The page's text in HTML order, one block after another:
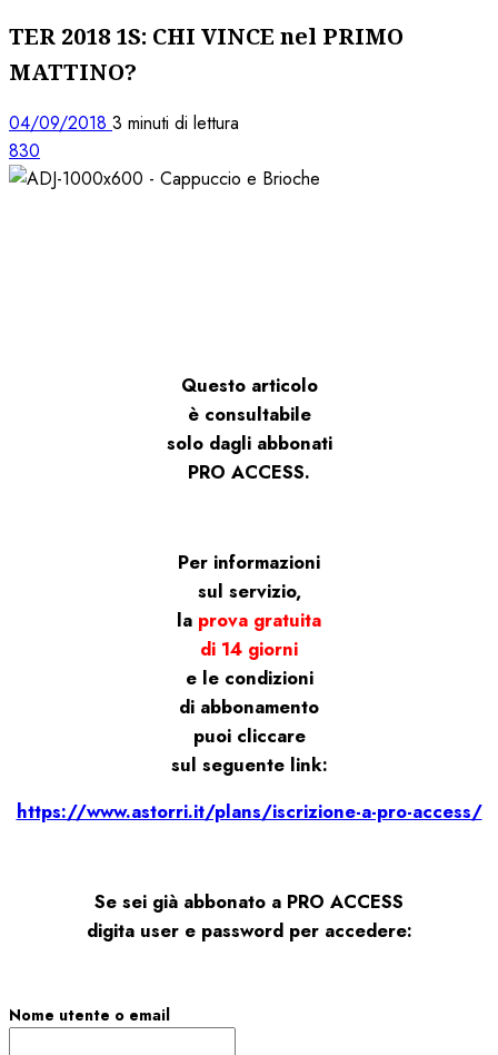
TER 2018 1S: CHI VINCE nel PRIMO
MATTINO?
04/09/2018 3 minuti di lettura
830
Questo articolo
è consultabile
solo dagli abbonati
PRO ACCESS.
Per informazioni
sul servizio,
la prova gratuita
di 14 giorni
e le condizioni
di abbonamento
puoi cliccare
sul seguente link:
https://www.astorri.it/plans/iscrizione-a-pro-access/
Se sei già abbonato a PRO ACCESS
digita user e password per accedere:
Nome utente o email